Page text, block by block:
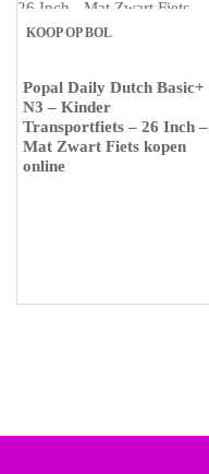
KOOP OP BOL
Popal Daily Dutch Basic+
N3 – Kinder
Transportfiets – 26 Inch –
Mat Zwart Fiets kopen
online